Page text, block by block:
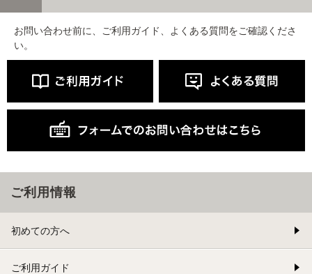
お問い合わせ前に、ご利用ガイド、よくある質問をご確認くださ
い。
ご利用情報
初めての方へ
ご利用ガイド